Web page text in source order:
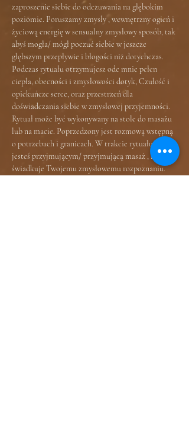
zaproszenie siebie do odczuwania na głębokim
poziomie. Poruszamy zmysły , wewnętrzny ogień i
życiową energię w sensualny zmysłowy sposób, tak
abyś mogła/ mógł poczuć siebie w jeszcze
głębszym przepływie i błogości niż dotychczas.
Podczas rytuału otrzymujesz ode mnie pełen
ciepła, obecności i zmysłowości dotyk, Czułość i
opiekuńcze serce, oraz przestrzeń dla
doświadczania siebie w zmysłowej przyjemności.
Rytuał może być wykonywany na stole do masażu
lub na macie. Poprzedzony jest rozmową wstępną
o potrzebach i granicach. W trakcie rytuału Ty
jesteś przyjmującym/ przyjmującą masaż , a ja
świadkuje Twojemu zmysłowemu rozpoznaniu.